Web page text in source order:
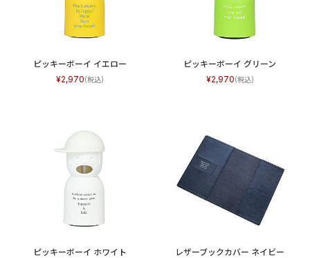
ピッキーボーイ イエロー
2,970
ピッキーボーイ グリーン
2,970
ピッキーボーイ ホワイト
レザーブックカバー ネイビー